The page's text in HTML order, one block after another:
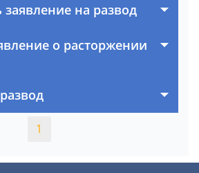
заявление на развод
о расторжении
1